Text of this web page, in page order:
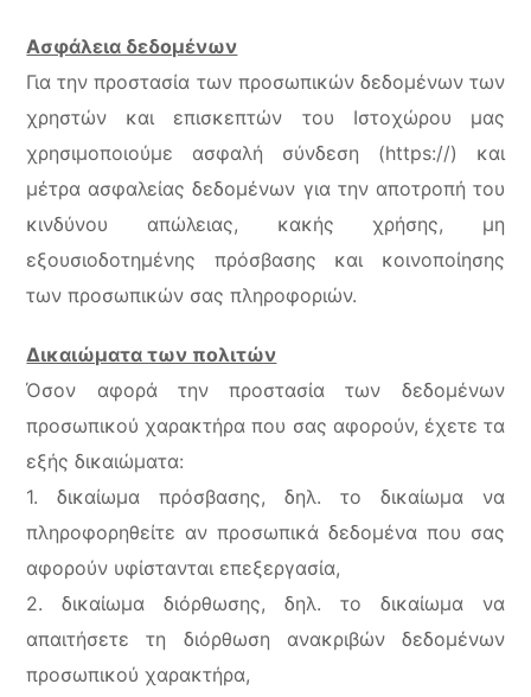
Ασφάλεια δεδομένων
Για την προστασία των προσωπικών δεδομένων των
χρηστών και επισκεπτών του Ιστοχώρου μας
χρησιμοποιούμε ασφαλή σύνδεση (https://) και
μέτρα ασφαλείας δεδομένων για την αποτροπή του
κινδύνου απώλειας, κακής χρήσης, μη
εξουσιοδοτημένης πρόσβασης και κοινοποίησης
των προσωπικών σας πληροφοριών.
Δικαιώματα των πολιτών
Όσον αφορά την προστασία των δεδομένων
προσωπικού χαρακτήρα που σας αφορούν, έχετε τα
εξής δικαιώματα:
1. δικαίωμα πρόσβασης, δηλ. το δικαίωμα να
πληροφορηθείτε αν προσωπικά δεδομένα που σας
αφορούν υφίστανται επεξεργασία,
2. δικαίωμα διόρθωσης, δηλ. το δικαίωμα να
απαιτήσετε τη διόρθωση ανακριβών δεδομένων
προσωπικού χαρακτήρα,